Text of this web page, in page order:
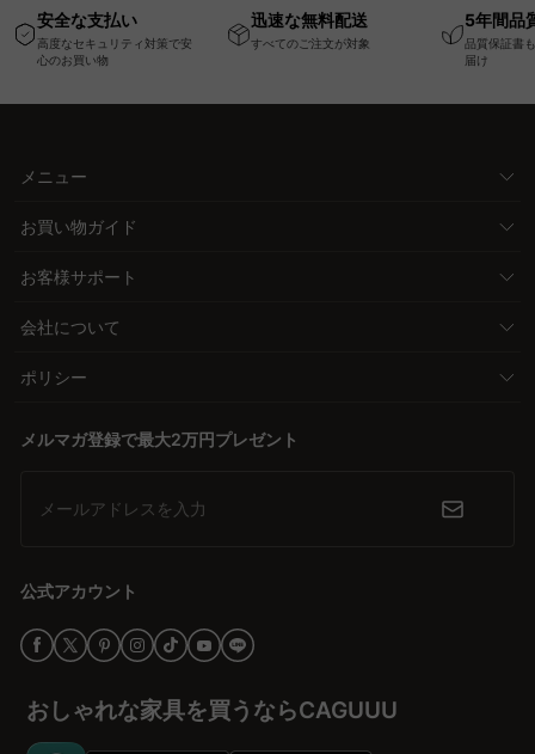
ー機能搭載ワークデス
ク
ァ
安全な支払い
高度なセキュリティ対策で安
心のお買い物
迅速な無料配送
すべてのご注文が対象
5年間品
品質保証書
届け
メニュー
お買い物ガイド
お客様サポート
会社について
ポリシー
メルマガ登録で最大2万円プレゼント
メールアドレスを入力
公式アカウント
おしゃれな家具を買うならCAGUUU